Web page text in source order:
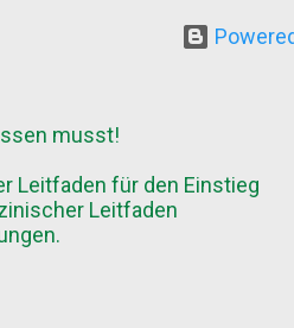
musst!
Leitfaden für den Einstieg
Leitfaden